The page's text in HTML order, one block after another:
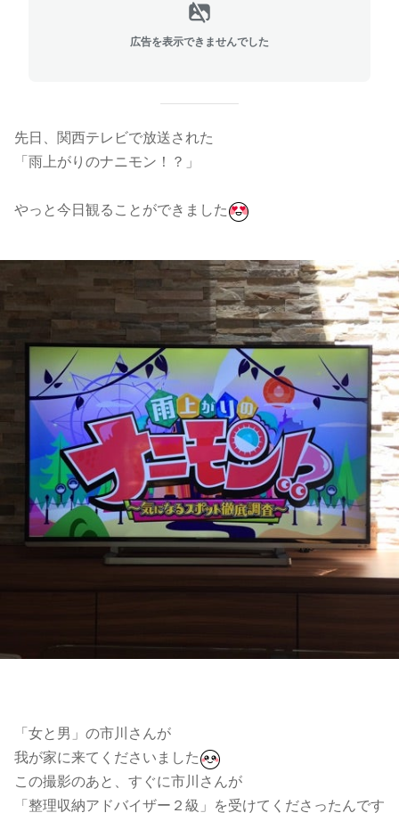
広告を表示できませんでした
先日、関西テレビで放送された
「雨上がりのナニモン！？」
やっと今日観ることができました
「女と男」の市川さんが
我が家に来てくださいました
この撮影のあと、すぐに市川さんが
「整理収納アドバイザー２級」を受けてくださったんです